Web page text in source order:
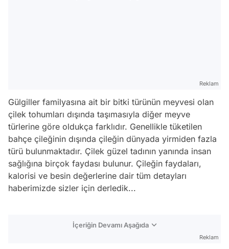
Reklam
Gülgiller familyasına ait bir bitki türünün meyvesi olan
çilek tohumları dışında taşımasıyla diğer meyve
türlerine göre oldukça farklıdır. Genellikle tüketilen
bahçe çileğinin dışında çileğin dünyada yirmiden fazla
türü bulunmaktadır. Çilek güzel tadının yanında insan
sağlığına birçok faydası bulunur. Çileğin faydaları,
kalorisi ve besin değerlerine dair tüm detayları
haberimizde sizler için derledik...
İçeriğin Devamı Aşağıda
Reklam